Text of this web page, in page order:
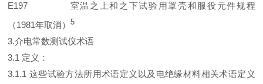
E197 室温之上和之下试验用罩壳和服役元件规程
（1981年取消）5
3.介电常数测试仪术语
3.1 定义：
3.1.1 这些试验方法所用术语定义以及电绝缘材料相关术语定义